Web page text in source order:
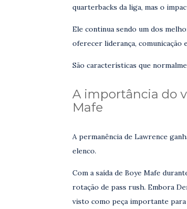
quarterbacks da liga, mas o
Ele continua sendo um dos
oferecer liderança, comunicação
São características que
A importância do
Mafe
A permanência de Lawrence
elenco.
Com a saída de Boye Mafe
rotação de pass rush. Embora
visto como peça importante